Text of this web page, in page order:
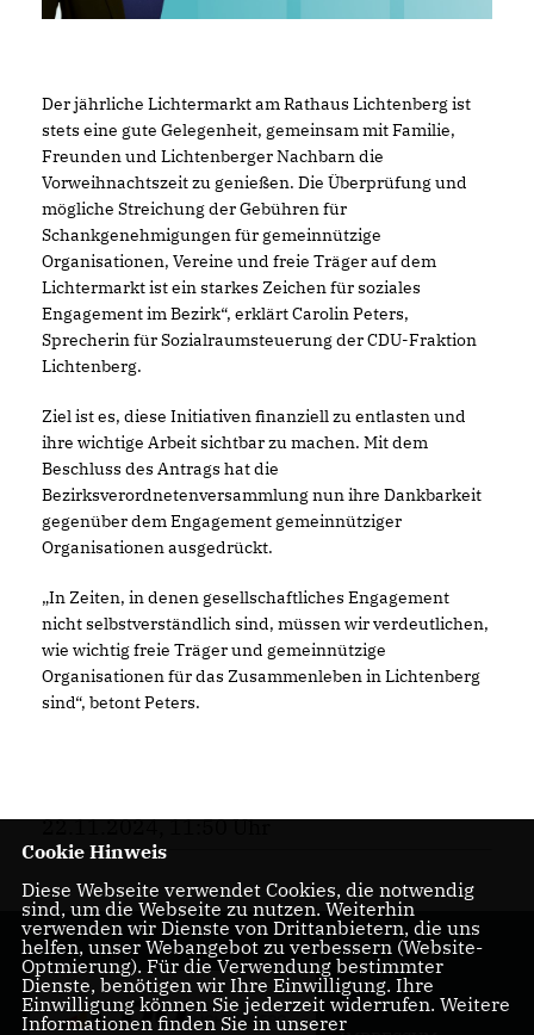
Der jährliche Lichtermarkt am Rathaus Lichtenberg ist
stets eine gute Gelegenheit, gemeinsam mit Familie,
Freunden und Lichtenberger Nachbarn die
Vorweihnachtszeit zu genießen. Die Überprüfung und
mögliche Streichung der Gebühren für
Schankgenehmigungen für gemeinnützige
Organisationen, Vereine und freie Träger auf dem
Lichtermarkt ist ein starkes Zeichen für soziales
Engagement im Bezirk“, erklärt Carolin Peters,
Sprecherin für Sozialraumsteuerung der CDU-Fraktion
Lichtenberg.
Ziel ist es, diese Initiativen finanziell zu entlasten und
ihre wichtige Arbeit sichtbar zu machen. Mit dem
Beschluss des Antrags hat die
Bezirksverordnetenversammlung nun ihre Dankbarkeit
gegenüber dem Engagement gemeinnütziger
Organisationen ausgedrückt.
In Zeiten, in denen gesellschaftliches Engagement
nicht selbstverständlich sind, müssen wir verdeutlichen,
wie wichtig freie Träger und gemeinnützige
Organisationen für das Zusammenleben in Lichtenberg
sind“, betont Peters.
22.11.2024, 11:50 Uhr
Cookie Hinweis
Diese Webseite verwendet Cookies, die notwendig
sind, um die Webseite zu nutzen. Weiterhin
verwenden wir Dienste von Drittanbietern, die uns
helfen, unser Webangebot zu verbessern (Website-
Optmierung). Für die Verwendung bestimmter
Dienste, benötigen wir Ihre Einwilligung. Ihre
Einwilligung können Sie jederzeit widerrufen. Weitere
Informationen finden Sie in unserer